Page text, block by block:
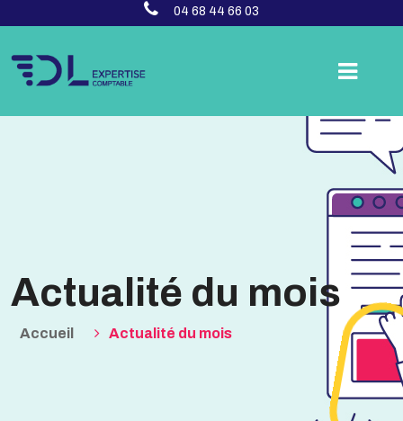
04 68 44 66 03
Actualité du mois
Accueil Actualité du mois